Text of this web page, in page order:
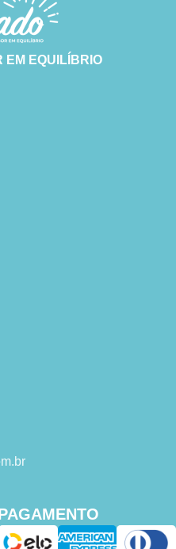
EM EQUILÍBRIO